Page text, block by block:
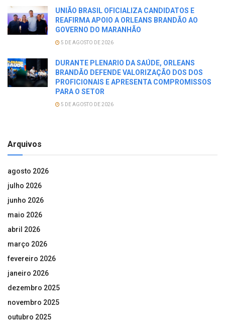
UNIÃO BRASIL OFICIALIZA CANDIDATOS E
REAFIRMA APOIO A ORLEANS BRANDÃO AO
GOVERNO DO MARANHÃO
5 DE AGOSTO DE 2026
DURANTE PLENARIO DA SAÚDE, ORLEANS
BRANDÃO DEFENDE VALORIZAÇÃO DOS DOS
PROFICIONAIS E APRESENTA COMPROMISSOS
PARA O SETOR
5 DE AGOSTO DE 2026
Arquivos
agosto 2026
julho 2026
junho 2026
maio 2026
abril 2026
março 2026
fevereiro 2026
janeiro 2026
dezembro 2025
novembro 2025
outubro 2025